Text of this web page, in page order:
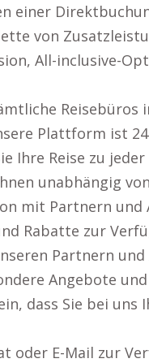
einer
von
All-inclusive-
Reisebüros
Plattform ist
Ihre Reise zu
unabhängig
mit Partnern
Rabatte zur
Partnern
Angebote
dass Sie bei uns
oder E-Mail zur